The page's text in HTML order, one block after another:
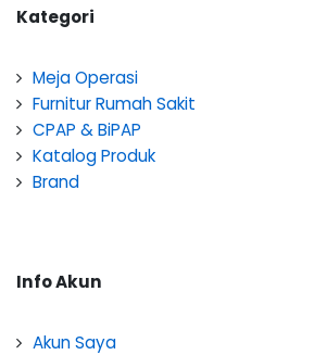
Kategori
Meja Operasi
Furnitur Rumah Sakit
CPAP & BiPAP
Katalog Produk
Brand
Info Akun
Akun Saya